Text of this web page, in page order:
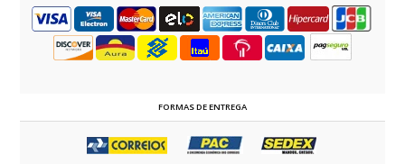
FORMAS DE ENTREGA